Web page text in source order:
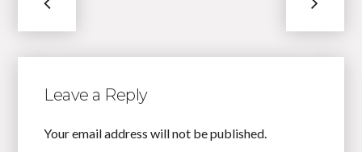
Leave a Reply
Your email address will not be published.